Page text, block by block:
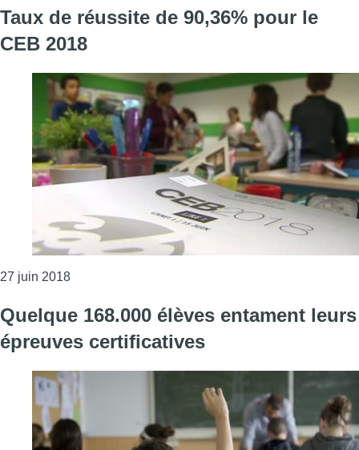
Taux de réussite de 90,36% pour le
CEB 2018
27 juin 2018Consulter l'article "Taux de réussite de 90,36%
Quelque 168.000 élèves entament leurs
épreuves certificatives